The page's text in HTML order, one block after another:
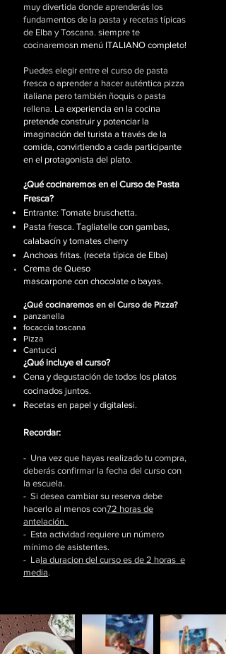
muy divertida donde aprenderás los
fundamentos de la pasta y recetas típicas
de Elba y Toscana. siempre te
cocinaremosn menú ITALIANO completo!
Puedes elegir entre el curso de pasta
fresca o aprender a hacer auténtica pizza
italiana pero también ñoquis o pasta
rellena. La experiencia en la cocina
pretende construir y potenciar la
imaginación del turista a través de la
comida, convirtiendo a cada participante
en el protagonista del plato.
¿Qué cocinaremos en el Curso de Pasta
Fresca?
Entrante: Tomate bruschetta.
Pasta fresca. Tagliatelle con gambas,
calabacín y tomates cherry
Anchoas fritas. (receta típica de Elba)
Crema de Queso
mascarpone con chocolate o bayas.
¿Qué cocinaremos en el Curso de Pizza?
panzanella
focaccia toscana
Pizza
Cantucci
¿Qué incluye el curso?​
Cena y degustación de todos los platos
cocinados juntos.
Recetas en papel y digitalesi.
Recordar:
- Una vez que hayas realizado tu compra,
deberás confirmar la fecha del curso con
la escuela.
- Si desea cambiar su reserva debe
hacerlo al menos con72 horas de
antelación.
- Esta actividad requiere un número
mínimo de asistentes.
- Lala duracion del curso es de 2 horas e
media.